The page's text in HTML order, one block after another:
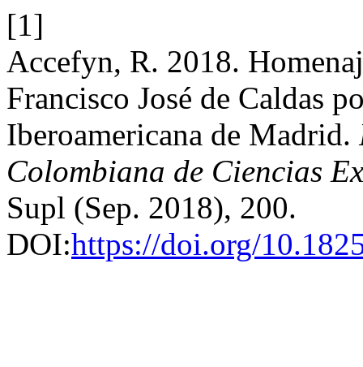
[1]
Accefyn, R. 2018.
Francisco José de Caldas
Iberoamericana de Madrid.
Colombiana de Ciencias
Supl (Sep. 2018), 200.
DOI:https://doi.org/